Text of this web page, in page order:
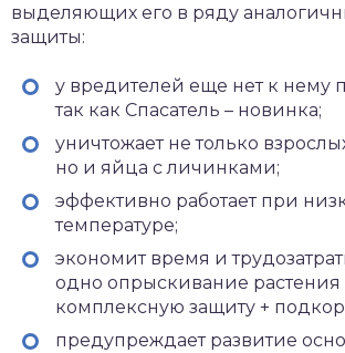
выделяющих его в ряду
защиты:
у вредителей еще нет к нему
так как Спасатель – новинка;
уничтожает не только
но и яйца с личинками;
эффективно работает при
температуре;
экономит время и
одно опрыскивание растения
комплексную защиту +
предупреждает развитие